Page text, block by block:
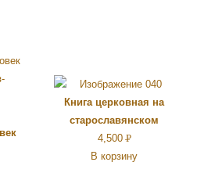
Книга церковная на
старославянском
4,500Р
УБ.
В корзину